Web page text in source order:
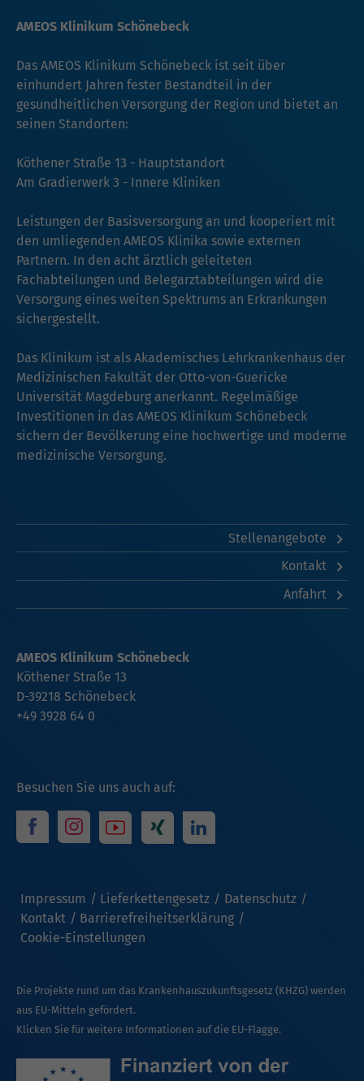
AMEOS Klinikum Schönebeck
Das AMEOS Klinikum Schönebeck ist seit über
einhundert Jahren fester Bestandteil in der
gesundheitlichen Versorgung der Region und bietet an
seinen Standorten:
Köthener Straße 13 - Hauptstandort
Am Gradierwerk 3 - Innere Kliniken
Leistungen der Basisversorgung an und kooperiert mit
den umliegenden AMEOS Klinika sowie externen
Partnern. In den acht ärztlich geleiteten
Fachabteilungen und Belegarztabteilungen wird die
Versorgung eines weiten Spektrums an Erkrankungen
sichergestellt.
Das Klinikum ist als Akademisches Lehrkrankenhaus der
Medizinischen Fakultät der Otto-von-Guericke
Universität Magdeburg anerkannt. Regelmäßige
Investitionen in das AMEOS Klinikum Schönebeck
sichern der Bevölkerung eine hochwertige und moderne
medizinische Versorgung.
Stellenangebote
Kontakt
Anfahrt
Besuchen Sie uns auch auf:
Impressum Lieferkettengesetz
Datenschutz
Kontakt
Barrierefreiheitserklärung
Cookie-Einstellungen
AMEOS Klinikum Schönebeck
Köthener Straße 13
D-39218 Schönebeck
+49 3928 64 0
Die Projekte rund um das Krankenhauszukunftsgesetz (KHZG) werden
aus EU-Mitteln gefördert.
Klicken Sie für weitere Informationen auf die EU-Flagge.